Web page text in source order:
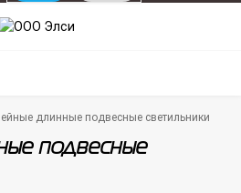
длинные подвесные светильники
подвесные